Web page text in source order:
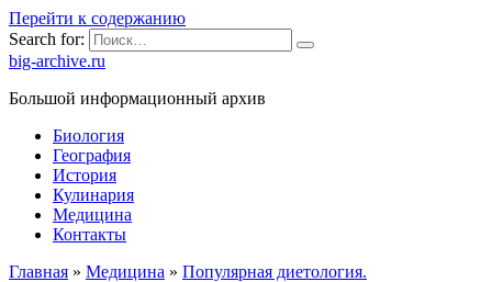
Перейти к содержанию
Search for:
big-archive.ru
Большой информационный архив
Биология
География
История
Кулинария
Медицина
Контакты
Главная » Медицина » Популярная диетология.